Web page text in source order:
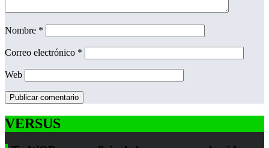
Nombre *
Correo electrónico *
Web
VERSUS